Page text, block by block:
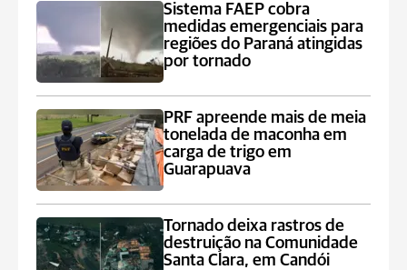
Sistema FAEP cobra
medidas emergenciais para
regiões do Paraná atingidas
por tornado
PRF apreende mais de meia
tonelada de maconha em
carga de trigo em
Guarapuava
Tornado deixa rastros de
destruição na Comunidade
Santa Clara, em Candói